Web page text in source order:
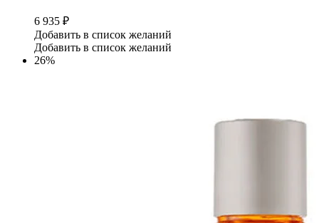
6 935 ₽
Добавить в список желаний
Добавить в список желаний
26%